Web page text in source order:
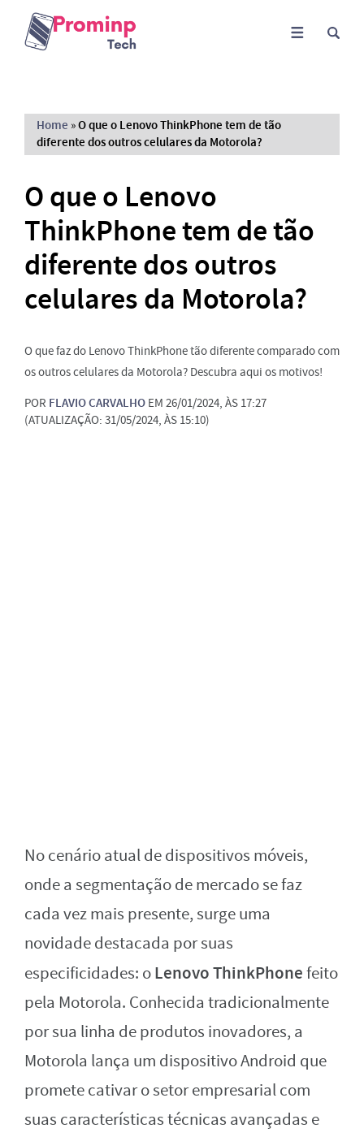
Home »O que o Lenovo ThinkPhone tem de tão
diferente dos outros celulares da Motorola?
O que o Lenovo
ThinkPhone tem de tão
diferente dos outros
celulares da Motorola?
O que faz do Lenovo ThinkPhone tão diferente comparado com
os outros celulares da Motorola? Descubra aqui os motivos!
POR FLAVIO CARVALHO EM 26/01/2024, ÀS 17:27
(ATUALIZAÇÃO: 31/05/2024, ÀS 15:10)
No cenário atual de dispositivos móveis,
onde a segmentação de mercado se faz
cada vez mais presente, surge uma
novidade destacada por suas
especificidades: oLenovo ThinkPhonefeito
pela Motorola. Conhecida tradicionalmente
por sua linha de produtos inovadores, a
Motorola lança um dispositivo Android que
promete cativar o setor empresarial com
suas características técnicas avançadas e